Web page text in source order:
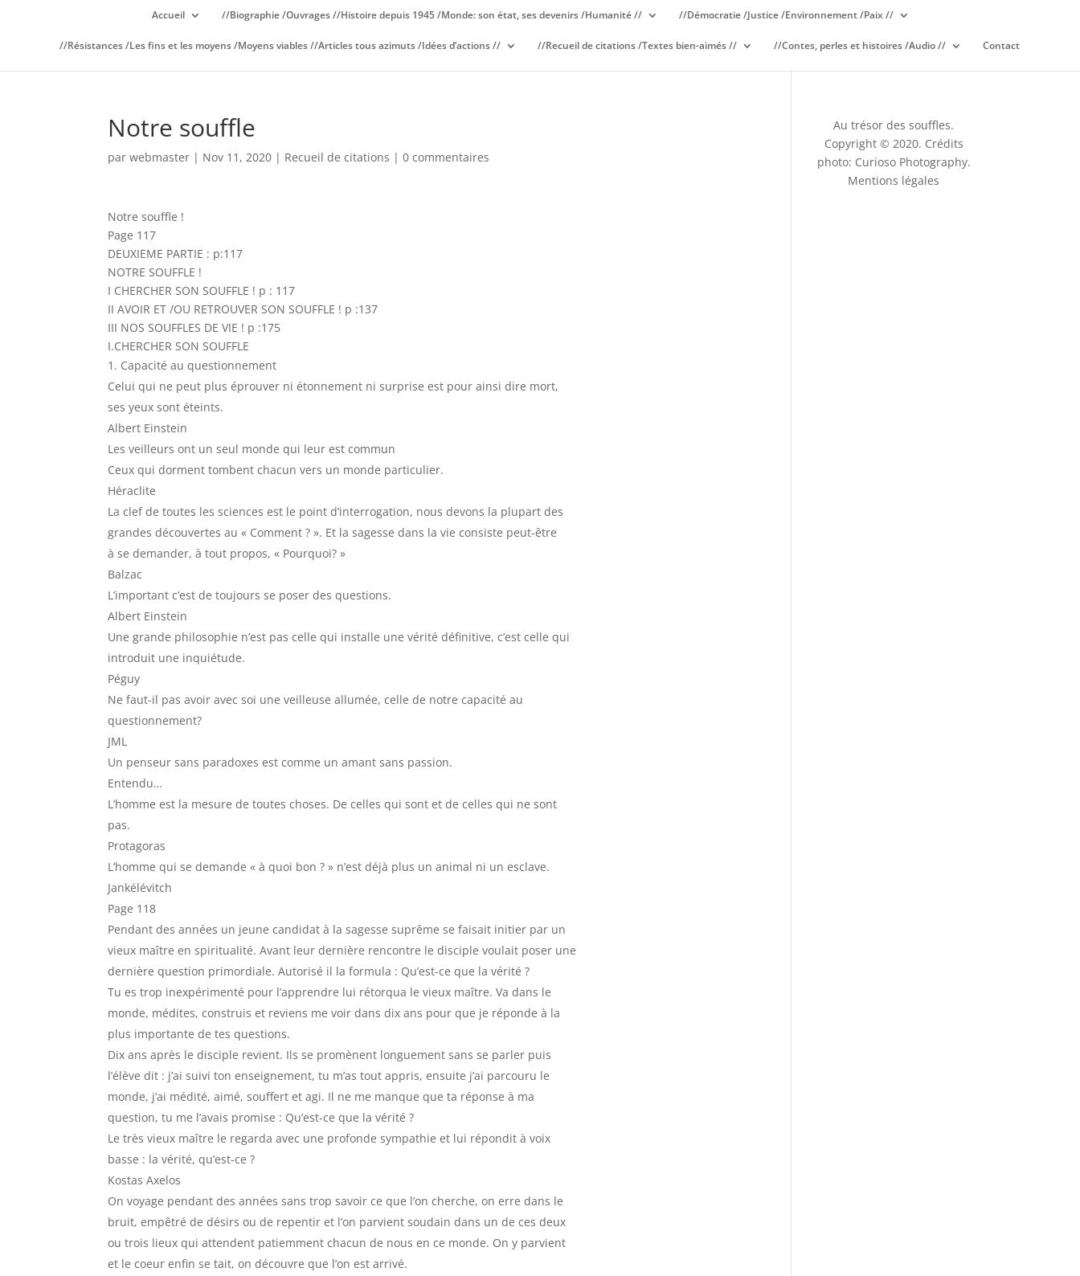
Accueil //Biographie /Ouvrages //Histoire depuis 1945 /Monde: son état, ses devenirs /Humanité // //Démocratie /Justice /Environnement /Paix //
//Résistances /Les fins et les moyens /Moyens viables //Articles tous azimuts /Idées d’actions // //Recueil de citations /Textes bien-aimés // //Contes, perles et histoires /Audio // Contact
Notre souffle
parwebmaster | Nov 11, 2020 | Recueil de citations |0 commentaires
Notre souffle !
Page 117
DEUXIEME PARTIE : p:117
NOTRE SOUFFLE !
I CHERCHER SON SOUFFLE ! p : 117
II AVOIR ET /OU RETROUVER SON SOUFFLE ! p :137
III NOS SOUFFLES DE VIE ! p :175
I.CHERCHER SON SOUFFLE
Capacité au questionnement
Celui qui ne peut plus éprouver ni étonnement ni surprise est pour ainsi dire mort,
ses yeux sont éteints.
Albert Einstein
Les veilleurs ont un seul monde qui leur est commun
Ceux qui dorment tombent chacun vers un monde particulier.
Héraclite
La clef de toutes les sciences est le point d’interrogation, nous devons la plupart des
grandes découvertes au « Comment ? ». Et la sagesse dans la vie consiste peut-être
à se demander, à tout propos, « Pourquoi? »
Balzac
L’important c’est de toujours se poser des questions.
Albert Einstein
Une grande philosophie n’est pas celle qui installe une vérité définitive, c’est celle qui
introduit une inquiétude.
Péguy
Ne faut-il pas avoir avec soi une veilleuse allumée, celle de notre capacité au
questionnement?
JML
Un penseur sans paradoxes est comme un amant sans passion.
Entendu…
L’homme est la mesure de toutes choses. De celles qui sont et de celles qui ne sont
pas.
Protagoras
L’homme qui se demande « à quoi bon ? » n’est déjà plus un animal ni un esclave.
Jankélévitch
Page 118
Pendant des années un jeune candidat à la sagesse suprême se faisait initier par un
vieux maître en spiritualité. Avant leur dernière rencontre le disciple voulait poser une
dernière question primordiale. Autorisé il la formula : Qu’est-ce que la vérité ?
Tu es trop inexpérimenté pour l’apprendre lui rétorqua le vieux maître. Va dans le
monde, médites, construis et reviens me voir dans dix ans pour que je réponde à la
plus importante de tes questions.
Dix ans après le disciple revient. Ils se promènent longuement sans se parler puis
l’élève dit : j’ai suivi ton enseignement, tu m’as tout appris, ensuite j’ai parcouru le
monde, j’ai médité, aimé, souffert et agi. Il ne me manque que ta réponse à ma
question, tu me l’avais promise : Qu’est-ce que la vérité ?
Le très vieux maître le regarda avec une profonde sympathie et lui répondit à voix
basse : la vérité, qu’est-ce ?
Kostas Axelos
On voyage pendant des années sans trop savoir ce que l’on cherche, on erre dans le
bruit, empêtré de désirs ou de repentir et l’on parvient soudain dans un de ces deux
ou trois lieux qui attendent patiemment chacun de nous en ce monde. On y parvient
et le coeur enfin se tait, on découvre que l’on est arrivé.
Au trésor des souffles.
Copyright © 2020. Crédits
photo: Curioso Photography.
Mentions légales